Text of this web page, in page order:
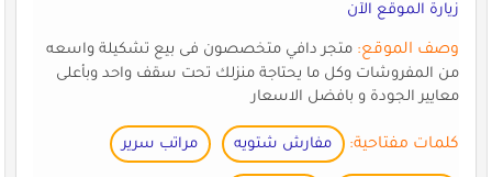
زيارة الموقع الآن
وصف الموقع:متجر دافي متخصصون فى بيع تشكيلة واسعه
من المفروشات وكل ما يحتاجة منزلك تحت سقف واحد وبأعلى
معايير الجودة و بافضل الاسعار
كلمات مفتاحية: مفارش شتويه مراتب سرير